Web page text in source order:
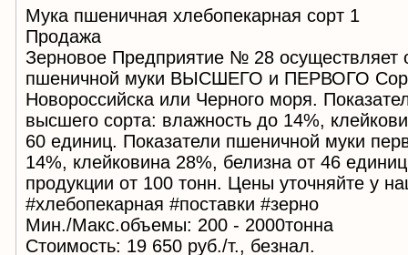
Мука пшеничная хлебопекарная сорт 1
Продажа
Зерновое Предприятие № 28 осуществляет
пшеничной муки ВЫСШЕГО и ПЕРВОГО
Новороссийска или Черного моря.
высшего сорта: влажность до 14%,
60 единиц. Показатели пшеничной муки
14%, клейковина 28%, белизна от 46
продукции от 100 тонн. Цены уточняйте у
#хлебопекарная #поставки #зерно
Мин./Макс.объемы: 200 - 2000тонна
Стоимость: 19 650 руб./т., безнал.